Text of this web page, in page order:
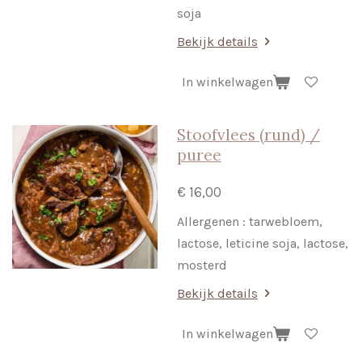
soja
Bekijk details
In winkelwagen
Stoofvlees (rund) /
puree
€ 16,00
Allergenen : tarwebloem,
lactose, leticine soja, lactose,
mosterd
Bekijk details
In winkelwagen